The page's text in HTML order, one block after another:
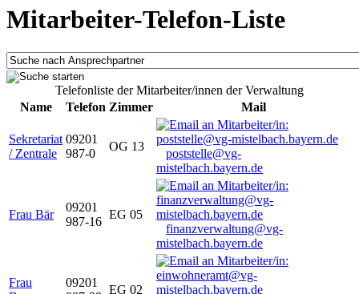
Mitarbeiter-Telefon-Liste
Telefonliste der Mitarbeiter/innen der Verwaltung
Name
Telefon Zimmer Mail
Sekretariat
/ Zentrale
09201
987-0
OG 13
poststelle@vg-
mistelbach.bayern.de
Frau Bär
09201
987-16
EG 05
finanzverwaltung@vg-
mistelbach.bayern.de
Frau
09201
EG 02